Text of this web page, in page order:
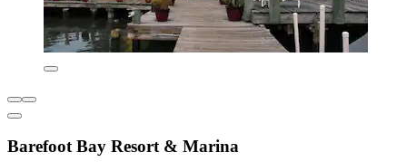
Barefoot Bay Resort & Marina